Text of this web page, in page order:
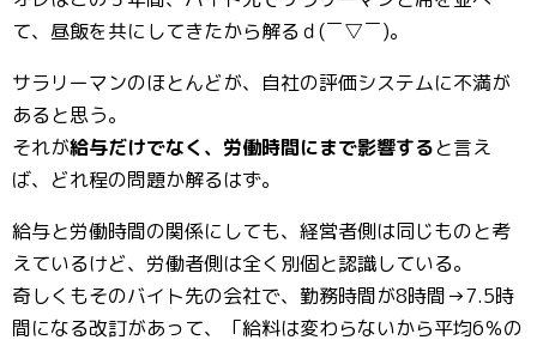
て、昼飯を共にしてきたから解るｄ(￣▽￣)。
サラリーマンのほとんどが、自社の評価システムに不満が
あると思う。
それが給与だけでなく、労働時間にまで影響すると言え
ば、どれ程の問題か解るはず。
給与と労働時間の関係にしても、経営者側は同じものと考
えているけど、労働者側は全く別個と認識している。
奇しくもそのバイト先の会社で、勤務時間が8時間→7.5時
間になる改訂があって、「給料は変わらないから平均6％の